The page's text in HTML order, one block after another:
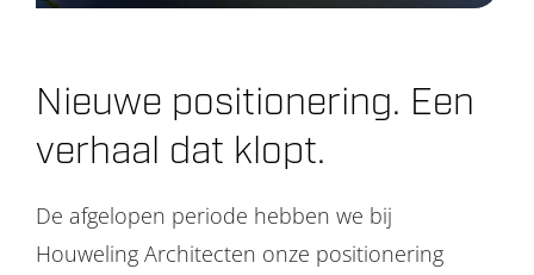
Nieuwe positionering. Een
verhaal dat klopt.
De afgelopen periode hebben we bij
Houweling Architecten onze positionering